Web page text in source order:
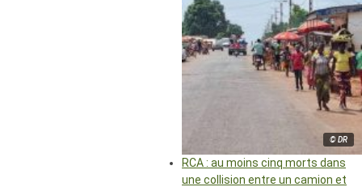
© DR
RCA : au moins cinq morts dans
une collision entre un camion et